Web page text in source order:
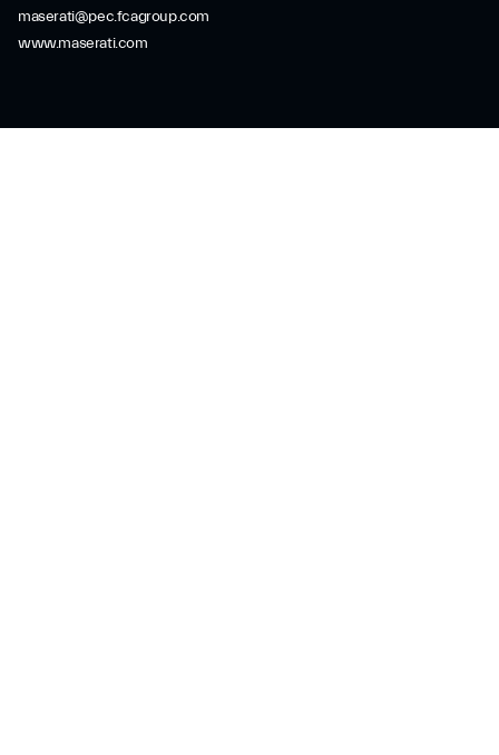
maserati@pec.fcagroup.com
www.maserati.com